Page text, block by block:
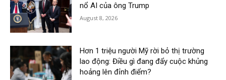
nổ AI của ông Trump
August 8, 2026
Hơn 1 triệu người Mỹ rời bỏ thị trường
lao động: Điều gì đang đẩy cuộc khủng
hoảng lên đỉnh điểm?